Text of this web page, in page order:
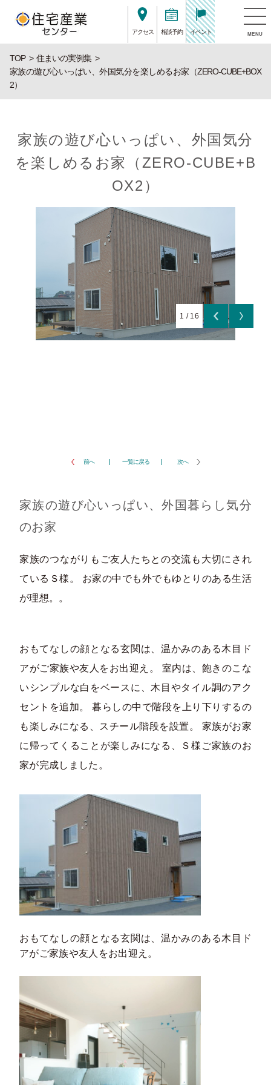
アクセス 相談予約 イベント MENU
TOP
住まいの実例集
家族の遊び心いっぱい、外国気分を楽しめるお家（ZERO-CUBE+BOX
2）
家族の遊び心いっぱい、外国気分
を楽しめるお家（ZERO-CUBE+B
OX2）
1 / 16
前へ 一覧に戻る 次へ
家族の遊び心いっぱい、外国暮らし気分
のお家
家族のつながりもご友人たちとの交流も大切にされ
ているＳ様。 お家の中でも外でもゆとりのある生活
が理想。。
おもてなしの顔となる玄関は、温かみのある木目ド
アがご家族や友人をお出迎え。 室内は、飽きのこな
いシンプルな白をベースに、木目やタイル調のアク
セントを追加。 暮らしの中で階段を上り下りするの
も楽しみになる、スチール階段を設置。 家族がお家
に帰ってくることが楽しみになる、Ｓ様ご家族のお
家が完成しました。
おもてなしの顔となる玄関は、温かみのある木目ド
アがご家族や友人をお出迎え。